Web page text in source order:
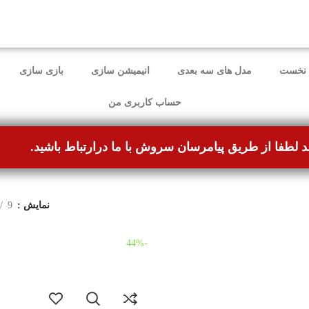
نخست مدل های سه بعدی انیمیشن سازی بازی سازی
حساب کاربری من
لطفا از طریق پیامرسان سروش با ما درارتباط باشید.
نمایش 9
-44%